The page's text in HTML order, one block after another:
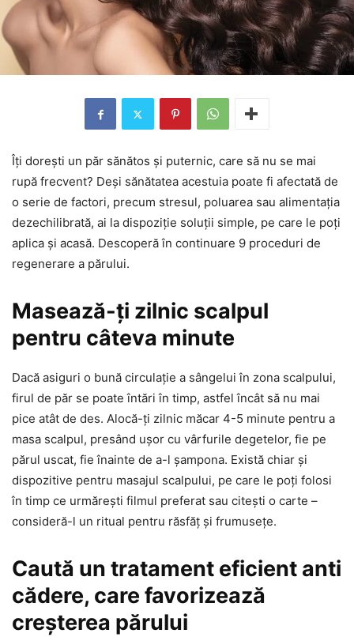
Îți dorești un păr sănătos și puternic, care să nu se mai
rupă frecvent? Deși sănătatea acestuia poate fi afectată de
o serie de factori, precum stresul, poluarea sau alimentația
dezechilibrată, ai la dispoziție soluții simple, pe care le poți
aplica și acasă. Descoperă în continuare 9 proceduri de
regenerare a părului.
Masează-ți zilnic scalpul
pentru câteva minute
Dacă asiguri o bună circulație a sângelui în zona scalpului,
firul de păr se poate întări în timp, astfel încât să nu mai
pice atât de des. Alocă-ți zilnic măcar 4-5 minute pentru a
masa scalpul, presând ușor cu vârfurile degetelor, fie pe
părul uscat, fie înainte de a-l șampona. Există chiar și
dispozitive pentru masajul scalpului, pe care le poți folosi
în timp ce urmărești filmul preferat sau citești o carte –
consideră-l un ritual pentru răsfăț și frumusețe.
Caută un tratament eficient anti
cădere, care favorizează
creșterea părului